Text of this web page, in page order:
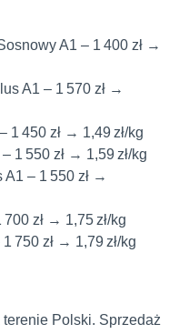
A1 – 1 400 zł →
A1 – 1 570 zł →
1 450 zł → 1,49 zł/kg
1 550 zł → 1,59 zł/kg
– 1 550 zł →
zł → 1,75 zł/kg
750 zł → 1,79 zł/kg
Polski. Sprzedaż